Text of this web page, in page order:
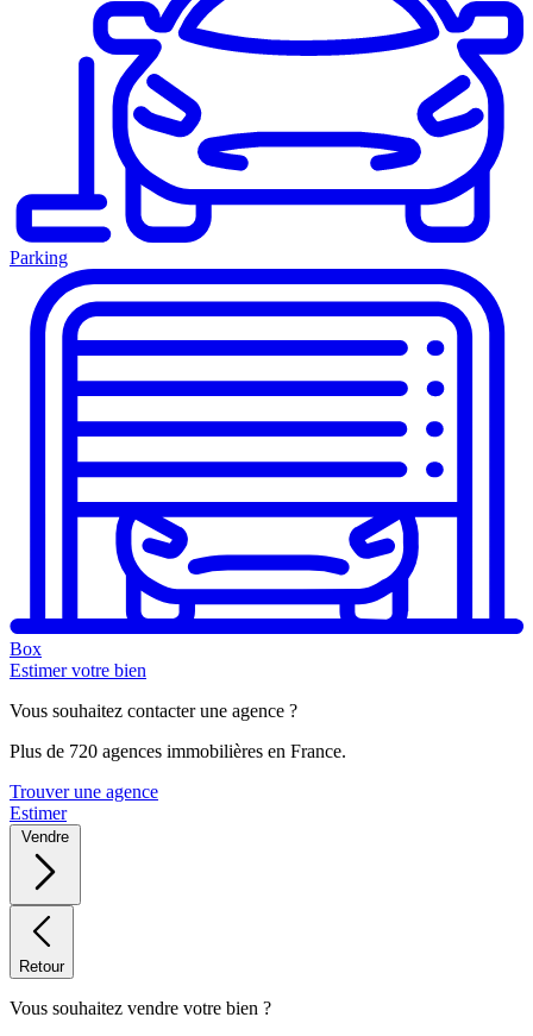
Parking
Box
Estimer votre bien
Vous souhaitez contacter une agence ?
Plus de 720 agences immobilières en France.
Trouver une agence
Estimer
Vendre
Retour
Vous souhaitez vendre votre bien ?